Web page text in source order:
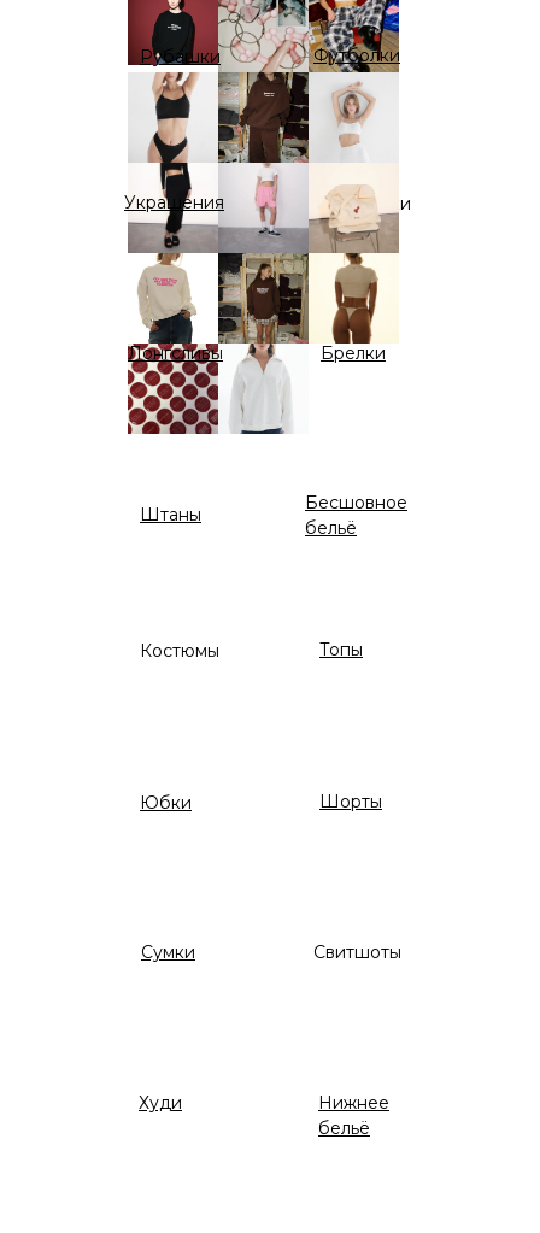
Велосипедки
Костюмы
Свитшоты
Нижнее
бельё
Сумки
Бесшовное
бельё
Топы
Шорты
Украшения
Юбки
Худи
Лонгсливы
Рубашки Футболки
Брелки
Штаны